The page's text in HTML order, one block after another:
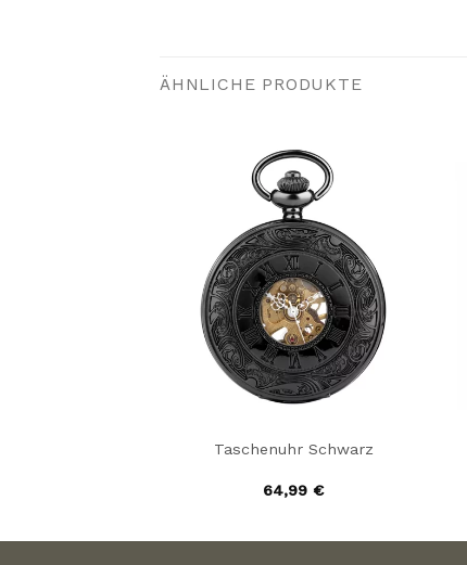
ÄHNLICHE PRODUKTE
Taschenuhr Schwarz
64,99 €